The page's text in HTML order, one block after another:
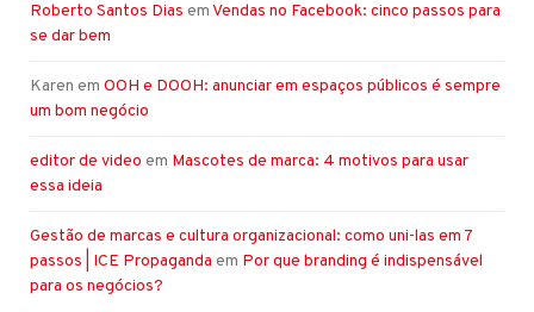
Roberto Santos Dias emVendas no Facebook: cinco passos para
se dar bem
Karen em OOH e DOOH: anunciar em espaços públicos é sempre
um bom negócio
editor de video em Mascotes de marca: 4 motivos para usar
essa ideia
Gestão de marcas e cultura organizacional: como uni-las em 7
passos | ICE Propaganda em Por que branding é indispensável
para os negócios?